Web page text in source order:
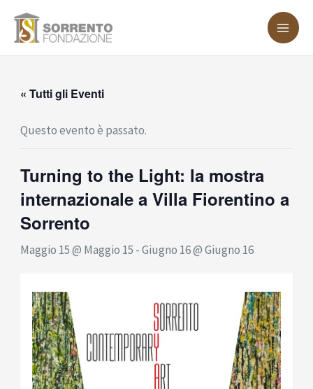
« Tutti gli Eventi
Questo evento è passato.
Turning to the Light: la mostra
internazionale a Villa Fiorentino a
Sorrento
Maggio 15 @ Maggio 15 -Giugno 16 @ Giugno 16